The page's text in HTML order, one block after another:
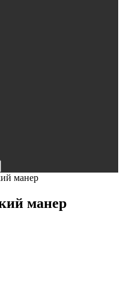
манер
манер